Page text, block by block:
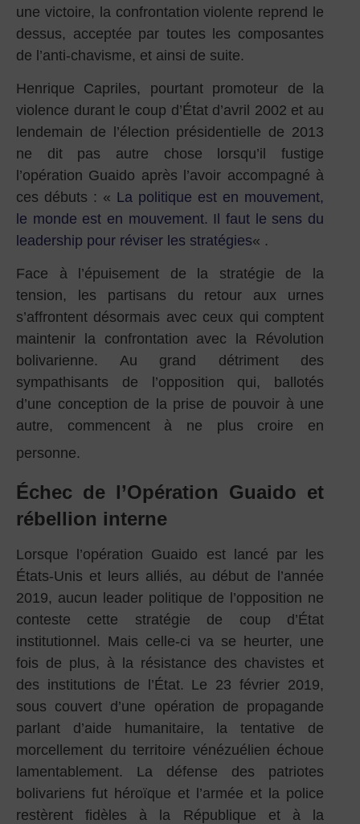
une victoire, la confrontation violente reprend le
dessus, acceptée par toutes les composantes
de l’anti-chavisme, et ainsi de suite.
Henrique Capriles, pourtant promoteur de la
violence durant le coup d’État d’avril 2002 et au
lendemain de l’élection présidentielle de 2013
ne dit pas autre chose lorsqu’il fustige
l’opération Guaido après l’avoir accompagné à
ces débuts : « La politique est en mouvement,
le monde est en mouvement. Il faut le sens du
leadership pour réviser les stratégies« .
Face à l’épuisement de la stratégie de la
tension, les partisans du retour aux urnes
s’affrontent désormais avec ceux qui comptent
maintenir la confrontation avec la Révolution
bolivarienne. Au grand détriment des
sympathisants de l’opposition qui, ballotés
d’une conception de la prise de pouvoir à une
autre, commencent à ne plus croire en
personne.
Échec de l’Opération Guaido et
rébellion interne
Lorsque l’opération Guaido est lancé par les
États-Unis et leurs alliés, au début de l’année
2019, aucun leader politique de l’opposition ne
conteste cette stratégie de coup d’État
institutionnel. Mais celle-ci va se heurter, une
fois de plus, à la résistance des chavistes et
des institutions de l’État. Le 23 février 2019,
sous couvert d’une opération de propagande
parlant d’aide humanitaire, la tentative de
morcellement du territoire vénézuélien échoue
lamentablement. La défense des patriotes
bolivariens fut héroïque et l’armée et la police
restèrent fidèles à la République et à la